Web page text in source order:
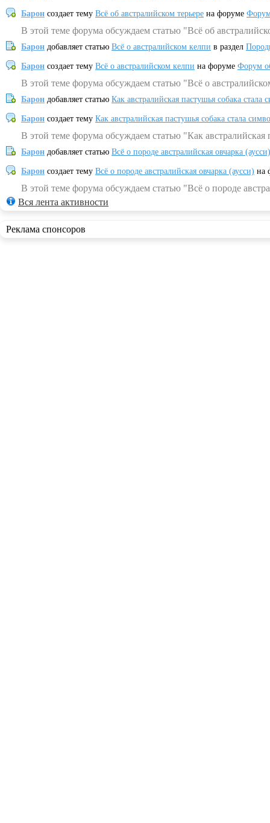
Барон создает тему Всё об австралийском терьере на форуме
В этой теме форума обсуждаем статью "Всё об
Барон добавляет статью Всё о австралийском келпи в раздел
Барон создает тему Всё о австралийском келпи на форуме Форум
В этой теме форума обсуждаем статью "Всё о
Барон добавляет статью Как австралийская пастушья собака
Барон создает тему Как австралийская пастушья собака стала
В этой теме форума обсуждаем статью "Как
Барон добавляет статью Всё о породе австралийская овчарка (аусси)
Барон создает тему Всё о породе австралийская овчарка (аусси) на
В этой теме форума обсуждаем статью "Всё о породе
Вся лента активности
Реклама спонсоров